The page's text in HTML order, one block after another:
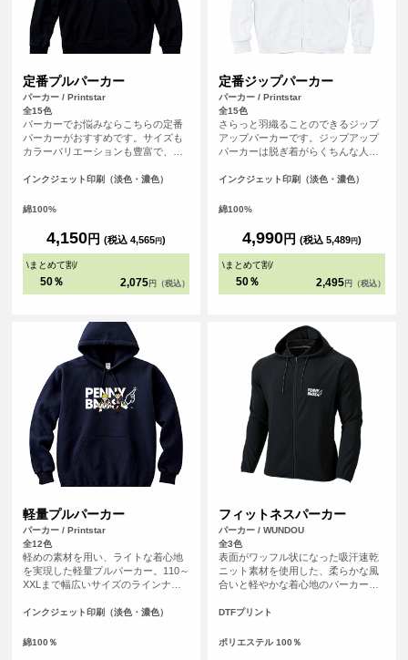
定番プルパーカー
パーカー / Printstar
全15色
パーカーでお悩みならこちらの定番
パーカーがおすすめです。サイズも
カラーバリエーションも豊富で、し
いなしのアイテムです。
インクジェット印刷（淡色・濃色）
綿100%
4,150円 (税込 4,565円)
\まとめて割/
50％ 2,075 円（税込）
定番ジップパーカー
パーカー / Printstar
全15色
さらっと羽織ることのできるジップ
アップパーカーです。ジップアップ
パーカーは脱ぎ着がらくちんな人気
インクジェット印刷（淡色・濃色）
綿100%
4,990円 (税込 5,489円)
\まとめて割/
50％ 2,495 円（税込）
軽量プルパーカー
パーカー / Printstar
全12色
軽めの素材を用い、ライトな着心地
を実現した軽量プルパーカー。110～
XXLまで幅広いサイズのラインナッ
す。裏毛には、肌あたりのよい生地
でシンプルに着こなせます。定番の
インクジェット印刷（淡色・濃色）
綿100％
フィットネスパーカー
パーカー / WUNDOU
全3色
表面がワッフル状になった吸汗速乾
ニット素材を使用した、柔らかな風
合いと軽やかな着心地のパーカー。
フィット性と程よい着心地を工夫し
ています。左右ポケットはファスナ
DTFプリント
ポリエステル 100％